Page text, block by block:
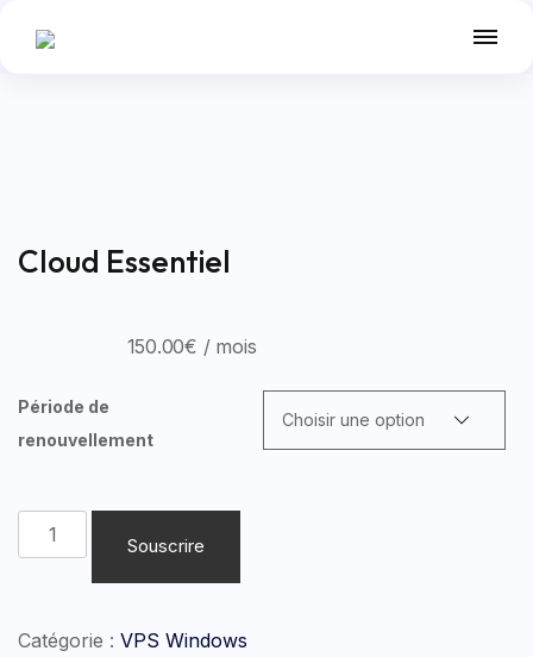
Cloud Essentiel
150.00€ / mois
Période de
renouvellement
quantité
Essentiel
Souscrire
Catégorie : VPS Windows